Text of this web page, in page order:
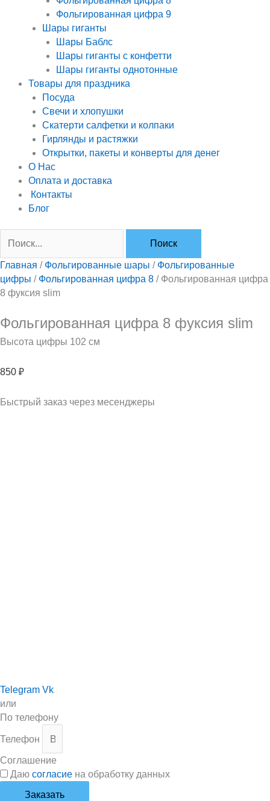
Фольгированная цифра 9
Шары гиганты
Шары Баблс
Шары гиганты с конфетти
Шары гиганты однотонные
Товары для праздника
Посуда
Свечи и хлопушки
Скатерти салфетки и колпаки
Гирлянды и растяжки
Открытки, пакеты и конверты для денег
О Нас
Оплата и доставка
Контакты
Блог
Главная / Фольгированные шары / Фольгированные
цифры / Фольгированная цифра 8 / Фольгированная цифра
8 фуксия slim
Фольгированная цифра 8 фуксия slim
Высота цифры 102 см
850 ₽
Быстрый заказ через месенджеры
Telegram Vk
или
По телефону
Телефон
Соглашение
Даю согласие на обработку данных
Заказать